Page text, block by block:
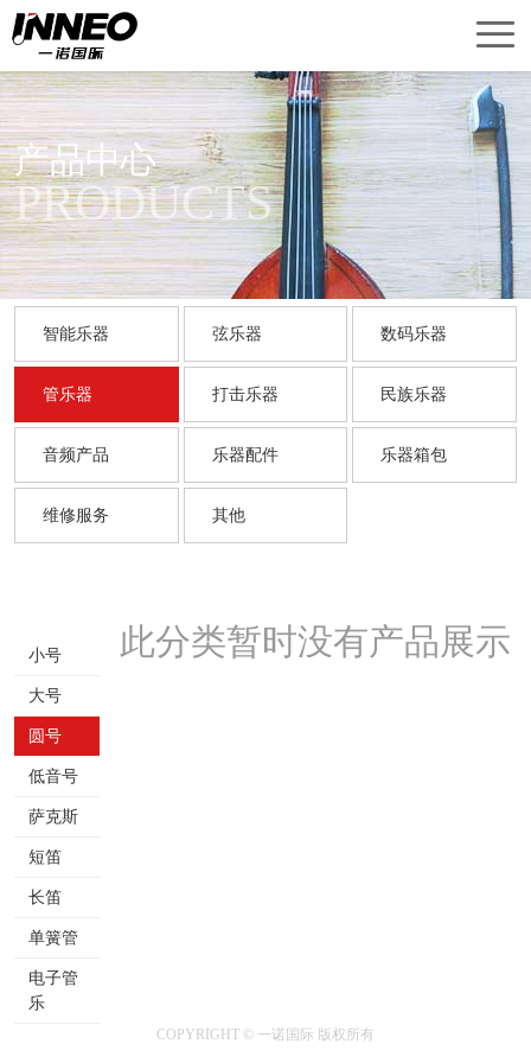
首
页
产
品
中
心
关
于
我
们
新
闻
中
销
售
技
English
Version
产品中心
PRODUCTS
智能乐器 弦乐器 数码乐器
管乐器 打击乐器 民族乐器
音频产品 乐器配件 乐器箱包
维修服务 其他
小号
大号
圆号
低音号
萨克斯
短笛
长笛
单簧管
电子管
乐
此分类暂时没有产品展示
COPYRIGHT © 一诺国际 版权所有